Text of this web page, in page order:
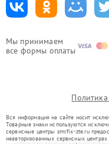
Мы принимаем
все формы оплаты
Вся информация на сайте носит
Товарные знаки используются
сервисные центры smr.fix-zte.ru
неавторизованных сервисных